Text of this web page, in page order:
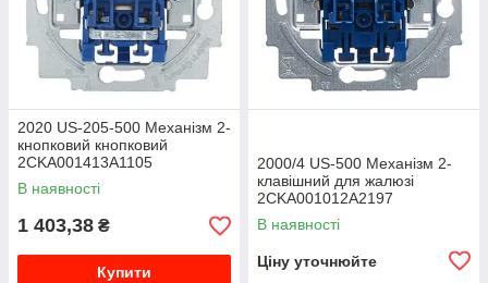
2020 US-205-500 Механізм 2-
кнопковий кнопковий
2CKA001413A1105
В наявності
1 403,38 ₴
Купити
2000/4 US-500 Механізм 2-
клавішний для жалюзі
2CKA001012A2197
В наявності
Ціну уточнюйте